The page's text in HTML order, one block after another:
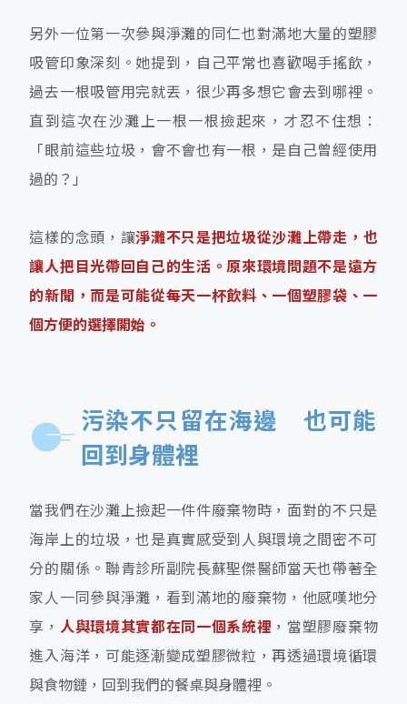
另外一位第一次參與淨灘的同仁也對滿地大量的塑膠
吸管印象深刻。她提到，自己平常也喜歡喝手搖飲，
過去一根吸管用完就丟，很少再多想它會去到哪裡。
直到這次在沙灘上一根一根撿起來，才忍不住想：
「眼前這些垃圾，會不會也有一根，是自己曾經使用
過的？」
這樣的念頭，讓淨灘不只是把垃圾從沙灘上帶走，也
讓人把目光帶回自己的生活。原來環境問題不是遠方
的新聞，而是可能從每天一杯飲料、一個塑膠袋、一
個方便的選擇開始。
污染不只留在海邊 也可能
回到身體裡
當我們在沙灘上撿起一件件廢棄物時，面對的不只是
海岸上的垃圾，也是真實感受到人與環境之間密不可
分的關係。聯青診所副院長蘇聖傑醫師當天也帶著全
家人一同參與淨灘，看到滿地的廢棄物，他感嘆地分
享， 人與環境其實都在同一個系統裡 ，當塑膠廢棄物
進入海洋，可能逐漸變成塑膠微粒，再透過環境循環
與食物鏈，回到我們的餐桌與身體裡。